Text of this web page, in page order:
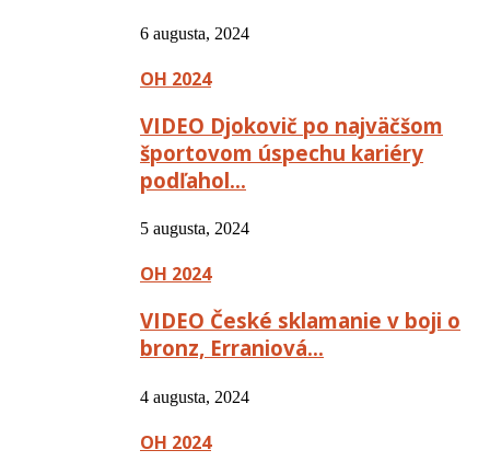
6 augusta, 2024
OH 2024
VIDEO Djokovič po najväčšom
športovom úspechu kariéry
podľahol…
5 augusta, 2024
OH 2024
VIDEO České sklamanie v boji o
bronz, Erraniová…
4 augusta, 2024
OH 2024